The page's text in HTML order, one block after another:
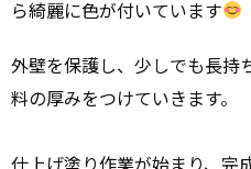
ら綺麗に色が付いています
外壁を保護し、少しでも長持
料の厚みをつけていきます。